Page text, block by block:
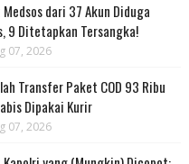
dari 37 Akun Diduga
9 Ditetapkan Tersangka!
07, 2026
Transfer Paket COD 93 Ribu
Dipakai Kurir
07, 2026